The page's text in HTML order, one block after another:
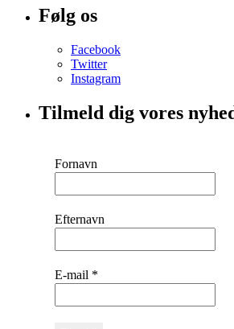
Følg os
Facebook
Twitter
Instagram
Tilmeld dig vores
Fornavn
Efternavn
E-mail *